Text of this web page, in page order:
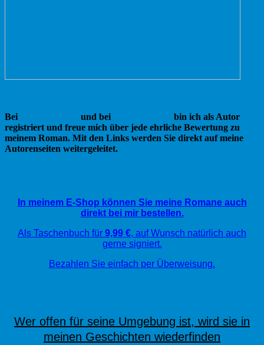
Bei und bei
bin ich als Autor
registriert und freue mich über jede ehrliche Bewertung zu
meinem Roman. Mit den Links werden Sie direkt auf meine
Autorenseiten weitergeleitet.
In meinem E-Shop können Sie meine Romane auch
direkt bei mir bestellen.
Als Taschenbuch für 9,99 €, auf Wunsch natürlich auch
gerne signiert.
Bezahlen Sie einfach per Überweisung.
Wer offen für seine Umgebung ist, wird sie in
meinen Geschichten wiederfinden